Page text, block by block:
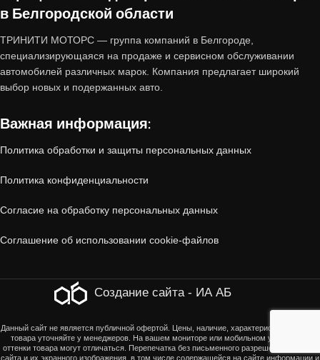
Почему стоит купить авто с
пробегом от «Тринити-Моторс»?
1. Проверенное состояние
Все автомобили, принятые по trade-in,
проходятмногоэтапную диагностику
Технический осмотр
передач, ходовая часть, электроника).
Кузовная проверка(отсутствие скрытых
Юридическая чистота
(отсутствие залогов,
ограничений, корректность ПТС).
в Белгородской области
ТРИНИТИ МОТОРС — группа компаний в Белгороде,
специализирующаяся на продаже и сервисном обслуживании
автомобилей различных марок. Компания предлагает широкий
выбор новых и подержанных авто.
Важная информация:
Политика обработки и защиты персональных данных
Политика конфиденциальности
Согласие на обработку персональных данных
Соглашение об использовании cookie-файлов
Создание сайта - ИА АБ
Данный сайт не является публичной офертой. Цены, наличие, характеристики, оттенки
товара уточняйте у менеджеров. На вашем мониторе или мобильном устройстве
оттенки товара могут отличаться. Перепечатка без письменного разрешения страниц
сайта и их экранного изображения, в том числе содержащейся на сайте информации и